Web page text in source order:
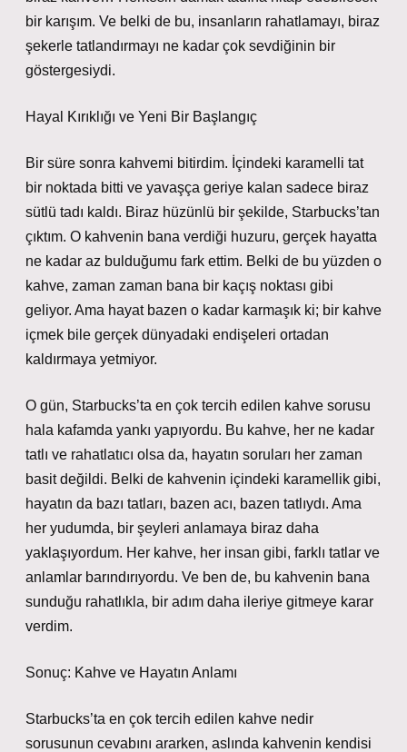
bir karışım. Ve belki de bu, insanların rahatlamayı, biraz
şekerle tatlandırmayı ne kadar çok sevdiğinin bir
göstergesiydi.
Hayal Kırıklığı ve Yeni Bir Başlangıç
Bir süre sonra kahvemi bitirdim. İçindeki karamelli tat
bir noktada bitti ve yavaşça geriye kalan sadece biraz
sütlü tadı kaldı. Biraz hüzünlü bir şekilde, Starbucks’tan
çıktım. O kahvenin bana verdiği huzuru, gerçek hayatta
ne kadar az bulduğumu fark ettim. Belki de bu yüzden o
kahve, zaman zaman bana bir kaçış noktası gibi
geliyor. Ama hayat bazen o kadar karmaşık ki; bir kahve
içmek bile gerçek dünyadaki endişeleri ortadan
kaldırmaya yetmiyor.
O gün, Starbucks’ta en çok tercih edilen kahve sorusu
hala kafamda yankı yapıyordu. Bu kahve, her ne kadar
tatlı ve rahatlatıcı olsa da, hayatın soruları her zaman
basit değildi. Belki de kahvenin içindeki karamellik gibi,
hayatın da bazı tatları, bazen acı, bazen tatlıydı. Ama
her yudumda, bir şeyleri anlamaya biraz daha
yaklaşıyordum. Her kahve, her insan gibi, farklı tatlar ve
anlamlar barındırıyordu. Ve ben de, bu kahvenin bana
sunduğu rahatlıkla, bir adım daha ileriye gitmeye karar
verdim.
Sonuç: Kahve ve Hayatın Anlamı
Starbucks’ta en çok tercih edilen kahve nedir
sorusunun cevabını ararken, aslında kahvenin kendisi